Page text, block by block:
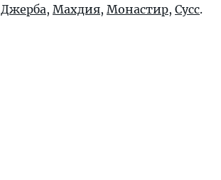
Джерба, Махдия, Монастир, Сусс.